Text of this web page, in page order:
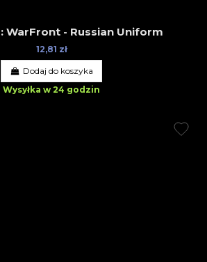
WarFront - Russian Uniform
12,81 zł
Dodaj do koszyka
Wysyłka w 24 godzin